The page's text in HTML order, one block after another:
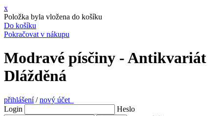
x
Položka byla vložena do košíku
Do košíku
Pokračovat v nákupu
Modravé písčiny - Antikvariát
Dlážděná
přihlášení/nový účet
Login
Heslo